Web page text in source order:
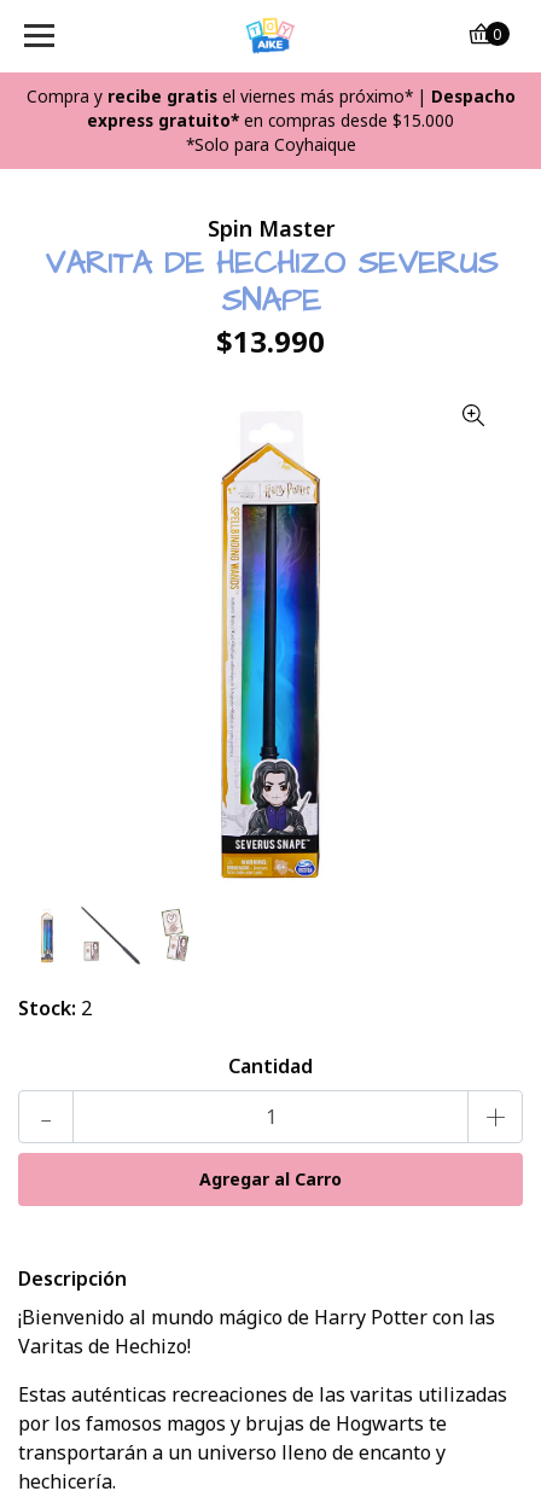
Compra y recibe gratisel viernes más próximo*| Despacho
express gratuito* en compras desde $15.000
*Solo para Coyhaique
0
Spin Master
VARITA DE HECHIZO SEVERUS
SNAPE
$13.990
Stock: 2
Cantidad
- +
Descripción
¡Bienvenido al mundo mágico de Harry Potter con las
Varitas de Hechizo!
Estas auténticas recreaciones de las varitas utilizadas
por los famosos magos y brujas de Hogwarts te
transportarán a un universo lleno de encanto y
hechicería.